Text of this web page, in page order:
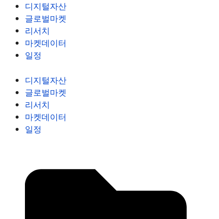
디지털자산
글로벌마켓
리서치
마켓데이터
일정
디지털자산
글로벌마켓
리서치
마켓데이터
일정